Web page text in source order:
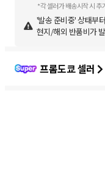
*각 셀러가 배송시작 시
'발송 준비중' 상태부
현지/해외 반품비가
프롬도쿄 셀러